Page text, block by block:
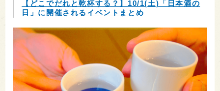
【どこでだれと乾杯する？】10/1(土)「日本酒の
日」に開催されるイベントまとめ